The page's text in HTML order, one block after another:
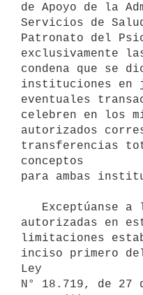
de Apoyo de la
Servicios de
Patronato del
exclusivamente
condena que se
instituciones en
eventuales
celebren en los
autorizados
transferencias
conceptos
para ambas
autorizadas en
limitaciones
inciso primero
Ley
N° 18.719, de 27